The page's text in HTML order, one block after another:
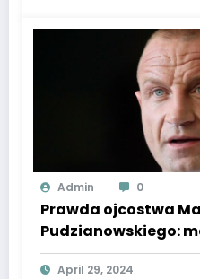
Admin 0
Prawda ojcostwa
Pudzianowskiego:
jego ojcu wg Super
April 29, 2024